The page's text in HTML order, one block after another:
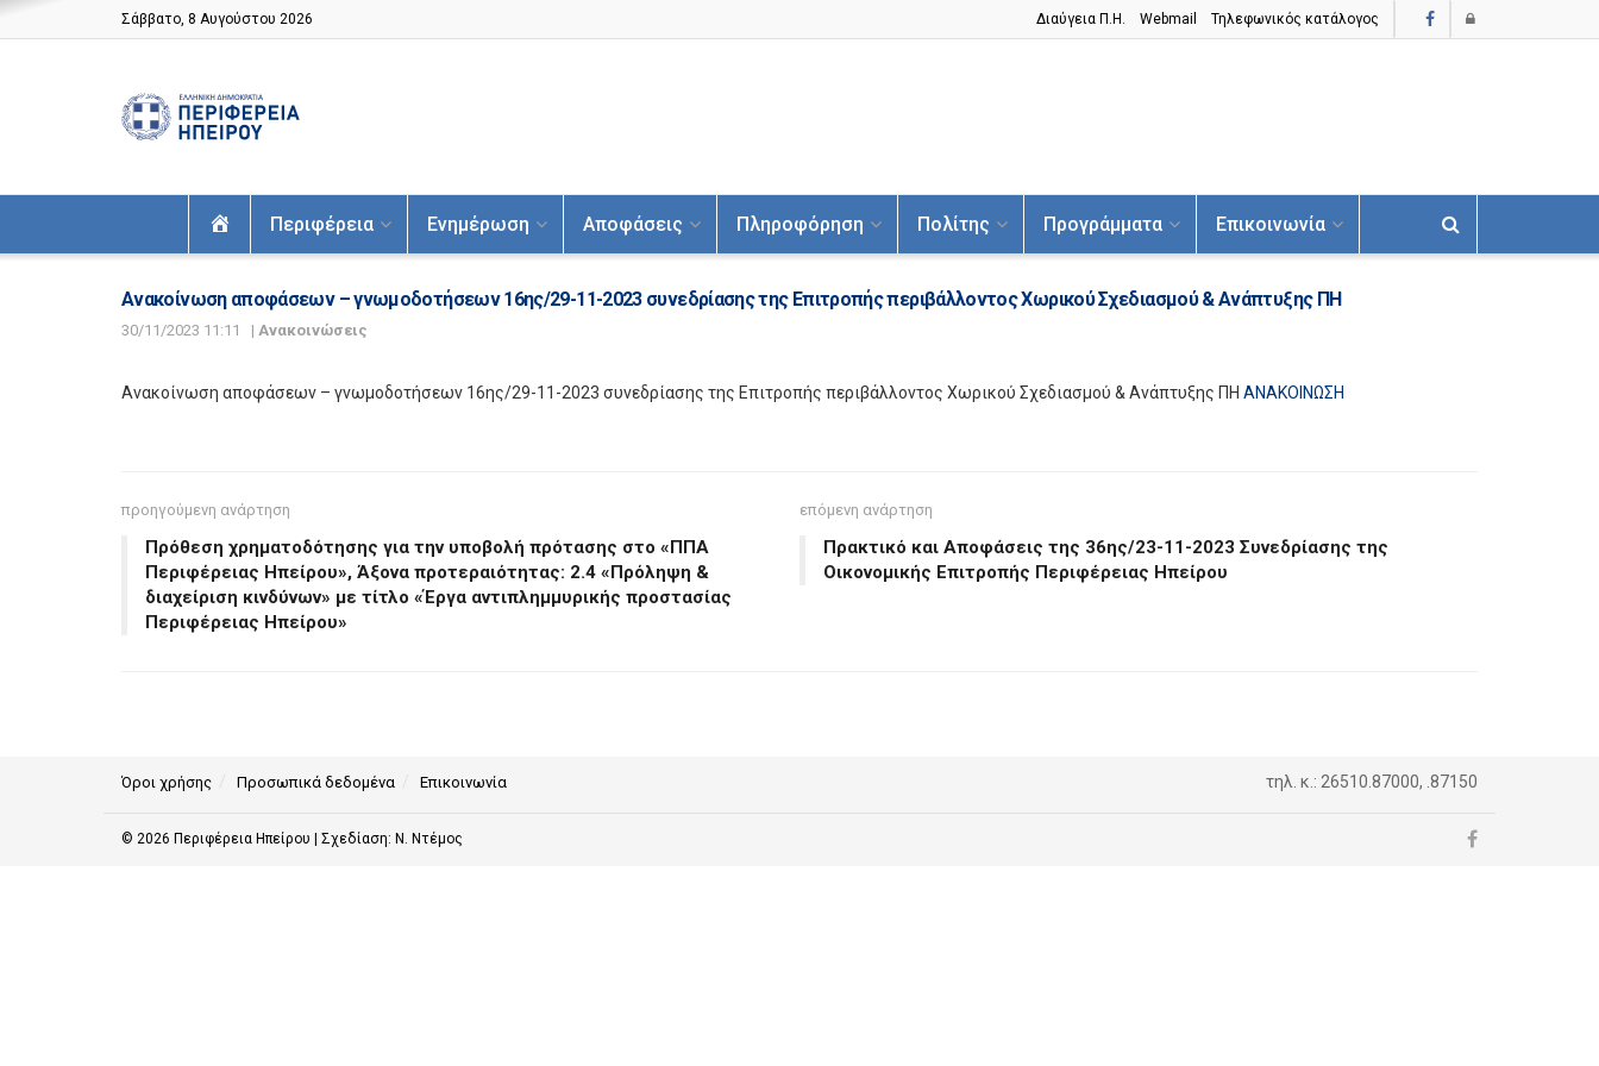
Σάββατο, 8 Αυγούστου 2026 Διαύγεια Π.H. Webmail Τηλεφωνικός κατάλογος
ΑρχικήΠεριφέρεια Ενημέρωση Αποφάσεις Πληροφόρηση Πολίτης Προγράμματα Επικοινωνία
Ανακοίνωση αποφάσεων – γνωμοδοτήσεων 16ης/29-11-2023 συνεδρίασης της Επιτροπής περιβάλλοντος Χωρικού Σχεδιασμού & Ανάπτυξης ΠΗ
30/11/2023 11:11 | Ανακοινώσεις
Ανακοίνωση αποφάσεων – γνωμοδοτήσεων 16ης/29-11-2023 συνεδρίασης της Επιτροπής περιβάλλοντος Χωρικού Σχεδιασμού & Ανάπτυξης ΠΗ ΑΝΑΚΟΙΝΩΣΗ
προηγούμενη ανάρτηση
Πρόθεση χρηματοδότησης για την υποβολή πρότασης στο «ΠΠΑ
Περιφέρειας Ηπείρου», Άξονα προτεραιότητας: 2.4 «Πρόληψη &
διαχείριση κινδύνων» με τίτλο «Έργα αντιπλημμυρικής προστασίας
Περιφέρειας Ηπείρου»
επόμενη ανάρτηση
Πρακτικό και Αποφάσεις της 36ης/23-11-2023 Συνεδρίασης της
Οικονομικής Επιτροπής Περιφέρειας Ηπείρου
Όροι χρήσης Προσωπικά δεδομένα Επικοινωνία τηλ. κ.: 26510.87000, .87150
© 2026 Περιφέρεια Ηπείρου | Σχεδίαση: Ν. Ντέμος